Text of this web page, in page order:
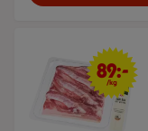
89 kr/kg
89:-
/kg